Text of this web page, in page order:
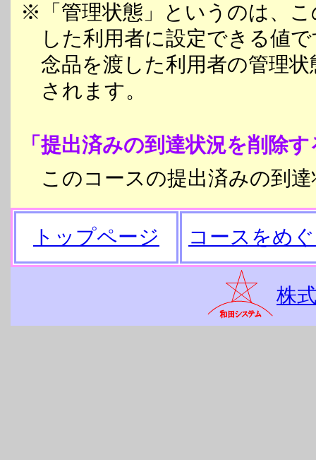
※「管理状態」というのは、
した利用者に設定できる値
念品を渡した利用者の管理
されます。
「提出済みの到達状況を削除
このコースの提出済みの到
トップページ コースをめ
株